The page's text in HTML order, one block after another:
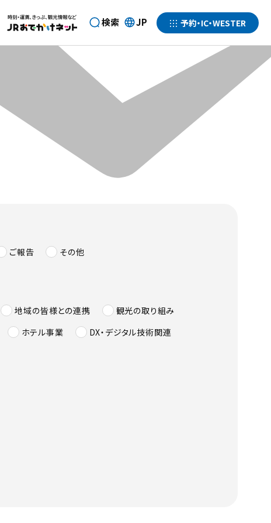
検索 JP
言
語
す
予約・IC・WESTER
サ
ー
ビ
覧
ご報告 その他
地域の皆様との連携
観光の取り組み
ホテル事業 DX・デジタル技術関連